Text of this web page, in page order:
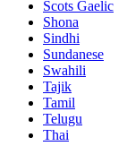
Scots Gaelic
Shona
Sindhi
Sundanese
Swahili
Tajik
Tamil
Telugu
Thai